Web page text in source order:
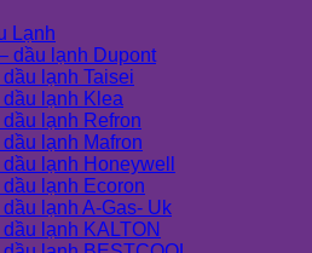
Lạnh
dầu lạnh Dupont
lạnh Taisei
lạnh Klea
lạnh Refron
lạnh Mafron
lạnh Honeywell
lạnh Ecoron
lạnh A-Gas- Uk
lạnh KALTON